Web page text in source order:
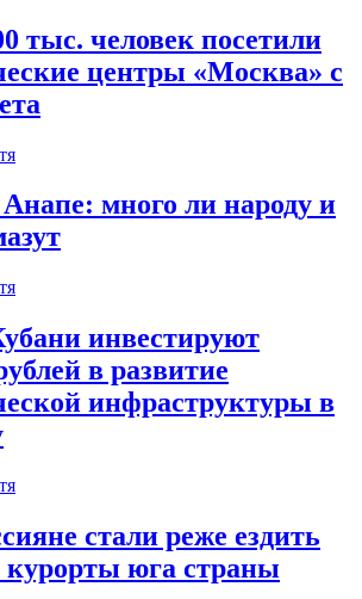
тыс. человек посетили
центры «Москва» с
много ли народу и
инвестируют
в развитие
инфраструктуры в
стали реже ездить
курорты юга страны